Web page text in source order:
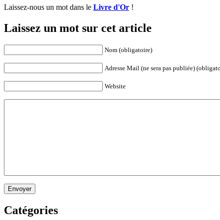
Laissez-nous un mot dans le Livre d'Or !
Laissez un mot sur cet article
Nom (obligatoire)
Adresse Mail (ne sera pas publiée)
Website
Envoyer
Catégories